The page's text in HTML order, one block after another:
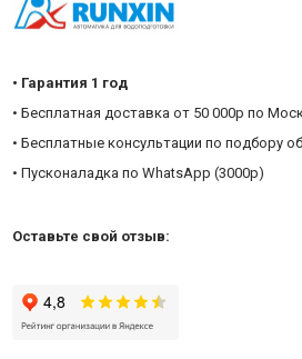
• Гарантия 1 год
• Бесплатная доставка от 50 000р по
• Бесплатные консультации по подбору
• Пусконаладка по WhatsApp (3000р)
Оставьте свой отзыв: